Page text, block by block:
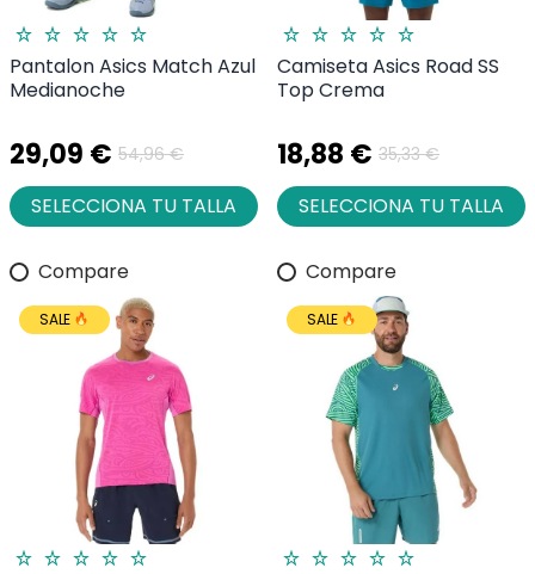
Pantalon Asics Match Azul
Medianoche
29,09 € 54,96 €
SELECCIONA TU TALLA
Camiseta Asics Road SS
Top Crema
18,88 € 35,33 €
SELECCIONA TU TALLA
Compare
SALE
Compare
SALE